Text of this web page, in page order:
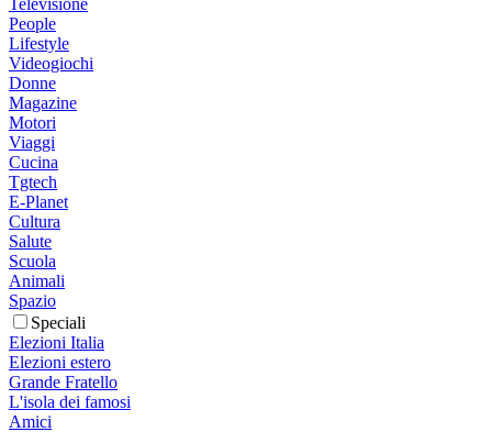
People
Lifestyle
Videogiochi
Donne
Magazine
Motori
Viaggi
Cucina
Tgtech
E-Planet
Cultura
Salute
Scuola
Animali
Spazio
Speciali
Elezioni Italia
Elezioni estero
Grande Fratello
L'isola dei famosi
Amici